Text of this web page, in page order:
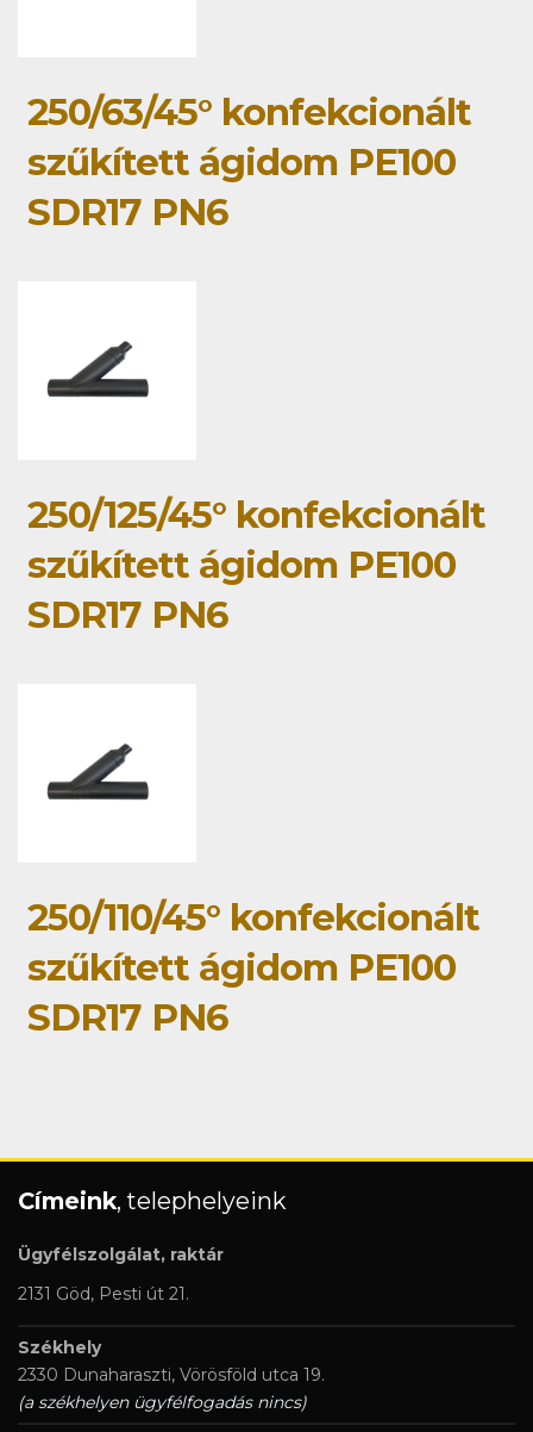
250/63/45° konfekcionált
szűkített ágidom PE100
SDR17 PN6
250/125/45° konfekcionált
szűkített ágidom PE100
SDR17 PN6
250/110/45° konfekcionált
szűkített ágidom PE100
SDR17 PN6
Címeink, telephelyeink
Ügyfélszolgálat, raktár
2131 Göd, Pesti út 21.
Székhely
2330 Dunaharaszti, Vörösföld utca 19.
(a székhelyen ügyfélfogadás nincs)